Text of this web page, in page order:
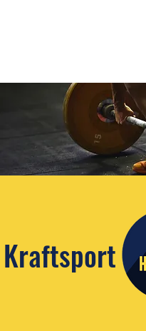
Kraftsport